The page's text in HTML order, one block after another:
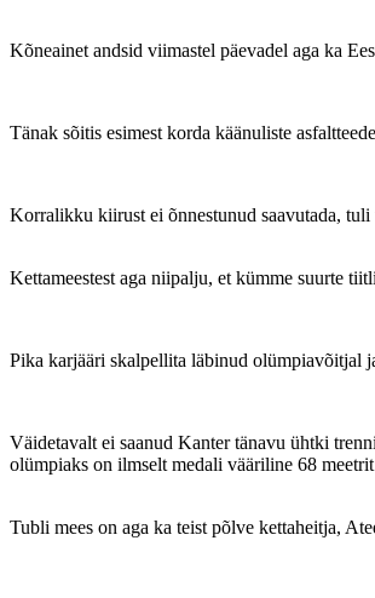
Kõneainet andsid viimastel päevadel aga ka
Tänak sõitis esimest korda käänuliste
Korralikku kiirust ei õnnestunud saavutada,
Kettameestest aga niipalju, et kümme suurte
Pika karjääri skalpellita läbinud olümpiavõitjal
Väidetavalt ei saanud Kanter tänavu ühtki
olümpiaks on ilmselt medali vääriline 68 meetrit
Tubli mees on aga ka teist põlve kettaheitja,